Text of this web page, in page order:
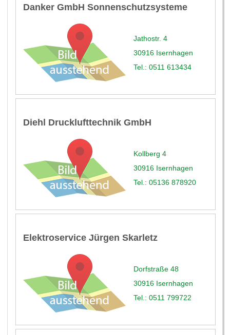
Danker GmbH Sonnenschutzsysteme
Jathostr. 4
30916 Isernhagen
Tel.: 0511 613434
Diehl Drucklufttechnik GmbH
Kollberg 4
30916 Isernhagen
Tel.: 05136 878920
Elektroservice Jürgen Skarletz
Dorfstraße 48
30916 Isernhagen
Tel.: 0511 799722